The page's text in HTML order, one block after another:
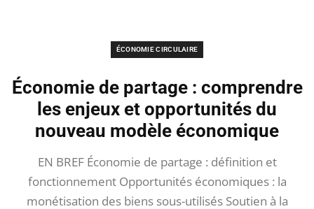
ÉCONOMIE CIRCULAIRE
Économie de partage : comprendre
les enjeux et opportunités du
nouveau modèle économique
EN BREF Économie de partage : définition et
fonctionnement Opportunités économiques : la
monétisation des biens sous-utilisés Soutien à la